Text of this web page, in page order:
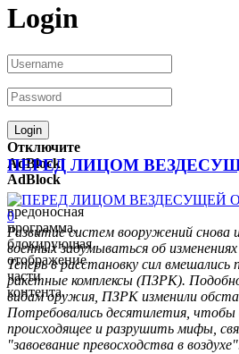
Login
Отключите
AdBlock!
AdBlock
—
вредоносная
программа,
блокирующая
отображение
части
контента.
ПЕРЕД ЛИЦОМ
0
Развитие систем вооружений снова
военных задумываться об
Теперь в расстановку сил вмешались
ракетные комплексы (ПЗРК).
видам оружия, ПЗРК изменили
Потребовались десятилетия, чтобы
происходящее и разрушить мифы,
"завоевание превосходства в